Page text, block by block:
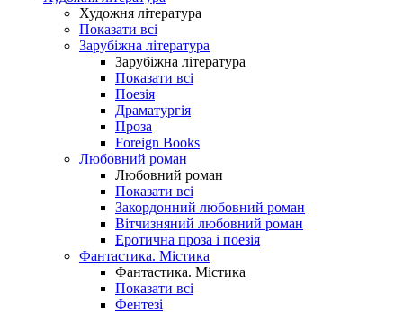
Художня література
Показати всі
Зарубіжна література
Зарубіжна література
Показати всі
Поезія
Драматургія
Проза
Foreign Books
Любовний роман
Любовний роман
Показати всі
Закордонний любовний роман
Вітчизняний любовний роман
Еротична проза і поезія
Фантастика. Містика
Фантастика. Містика
Показати всі
Фентезі